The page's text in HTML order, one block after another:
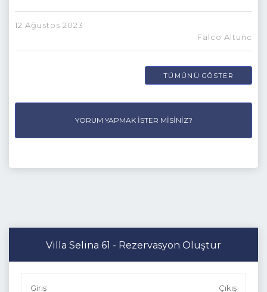
12 Ağustos 2023
Falco Altunc
TÜMÜNÜ GÖSTER
YORUM YAPMAK İSTER MISINIZ?
Villa Selina 61 - Rezervasyon Oluştur